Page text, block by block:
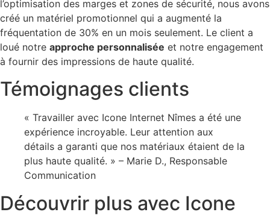
l’optimisation des marges et zones de sécurité, nous avons
créé un matériel promotionnel qui a augmenté la
fréquentation de 30% en un mois seulement. Le client a
loué notre approche personnalisée et notre engagement
à fournir des impressions de haute qualité.
Témoignages clients
« Travailler avec Icone Internet Nîmes a été une
expérience incroyable. Leur attention aux
détails a garanti que nos matériaux étaient de la
plus haute qualité. » – Marie D., Responsable
Communication
Découvrir plus avec Icone